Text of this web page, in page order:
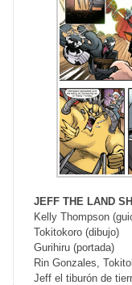
JEFF THE LAND
Kelly Thompson
Tokitokoro (dibujo)
Gurihiru (portada)
Rin Gonzales,
Jeff el tiburón de